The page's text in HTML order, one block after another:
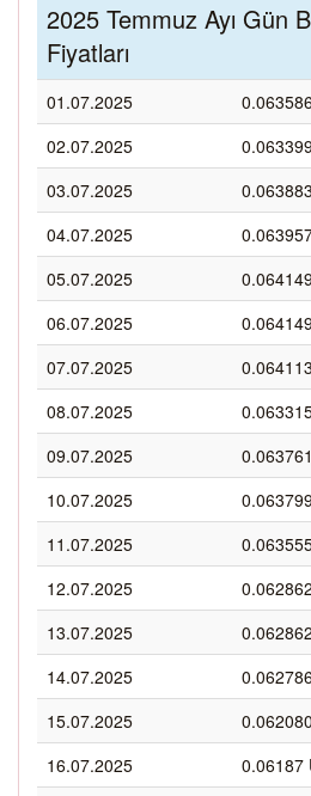
2025 Temmuz Ayı Gün
Fiyatları
01.07.2025
02.07.2025
03.07.2025
04.07.2025
05.07.2025
06.07.2025
07.07.2025
08.07.2025
09.07.2025
10.07.2025
11.07.2025
12.07.2025
13.07.2025
14.07.2025
15.07.2025
16.07.2025
0.06187